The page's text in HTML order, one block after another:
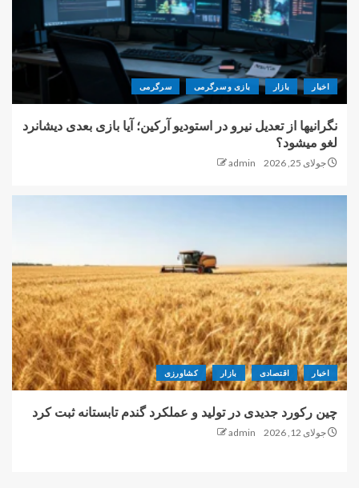
اخبار بازار بازی و سرگرمی سرگرمی
نگرانیها از تعدیل نیرو در استودیو آرکین؛ آیا بازی بعدی دیشانرد
لغو میشود؟
جولای 25, 2026 admin
اخبار اقتصادی بازار کشاورزی
چین رکورد جدیدی در تولید و عملکرد گندم تابستانه ثبت کرد
جولای 12, 2026 admin